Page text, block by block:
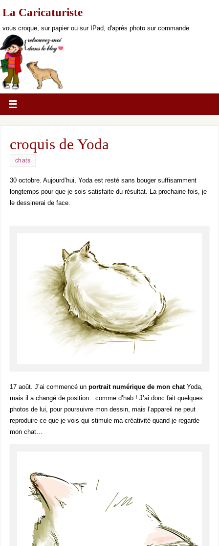
La Caricaturiste
vous croque, sur papier ou sur IPad, d'après photo sur commande
croquis de Yoda
chats
30 octobre. Aujourd’hui, Yoda est resté sans bouger suffisamment
longtemps pour que je sois satisfaite du résultat. La prochaine fois, je
le dessinerai de face.
17 août. J’ai commencé un portrait numérique de mon chatYoda,
mais il a changé de position…comme d’hab ! J’ai donc fait quelques
photos de lui, pour poursuivre mon dessin, mais l’appareil ne peut
reproduire ce que je vois qui stimule ma créativité quand je regarde
mon chat…